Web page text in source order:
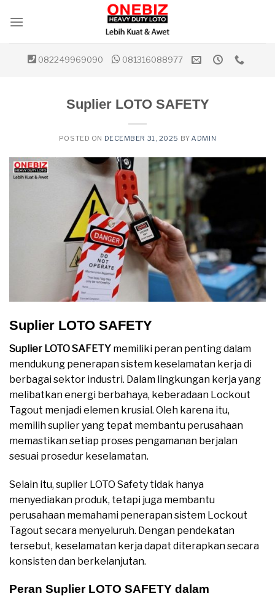
082249969090 081316088977
Suplier LOTO SAFETY
POSTED ON DECEMBER 31, 2025 BYADMIN
Suplier LOTO SAFETY
Suplier LOTO SAFETY memiliki peran penting dalam
mendukung penerapan sistem keselamatan kerja di
berbagai sektor industri. Dalam lingkungan kerja yang
melibatkan energi berbahaya, keberadaan Lockout
Tagout menjadi elemen krusial. Oleh karena itu,
memilih suplier yang tepat membantu perusahaan
memastikan setiap proses pengamanan berjalan
sesuai prosedur keselamatan.
Selain itu, suplier LOTO Safety tidak hanya
menyediakan produk, tetapi juga membantu
perusahaan memahami penerapan sistem Lockout
Tagout secara menyeluruh. Dengan pendekatan
tersebut, keselamatan kerja dapat diterapkan secara
konsisten dan berkelanjutan.
Peran Suplier LOTO SAFETY dalam